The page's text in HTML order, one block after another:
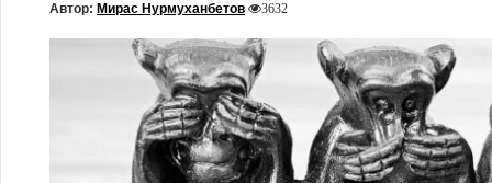
Автор: Мирас Нурмуханбетов 3632